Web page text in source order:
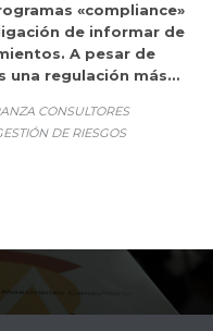
«compliance»
de informar de
A pesar de
una regulación más…
CONSULTORES
DE RIESGOS